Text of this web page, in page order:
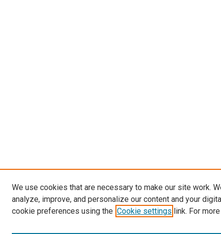
We use cookies that are necessary to make our site work.
analyze, improve, and personalize our content and your
cookie preferences using the Cookie settings link. For